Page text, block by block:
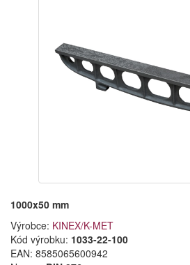
1000x50 mm
Výrobce: KINEX/K-MET
Kód výrobku: 1033-22-100
EAN: 8585065600942